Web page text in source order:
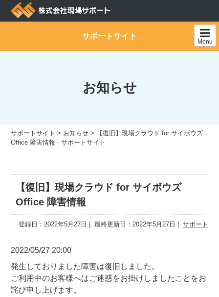
Skip
サポートサイト
Menu
お知らせ
サポートサイト > お知らせ >
【復旧】現場クラウド for サイボウズ
Office 障害情報 - サポートサイト
【復旧】現場クラウド for サイボウズ
Office 障害情報
登録日：2022年5月27日 最終更新日：2022年5月27日 サポート
2022/05/27 20:00
発生しておりました障害は復旧しました。
ご利用中のお客様へはご迷惑をお掛けしましたことをお
詫び申し上げます。